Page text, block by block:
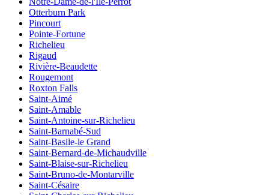
Otterburn Park
Pincourt
Pointe-Fortune
Richelieu
Rigaud
Rivière-Beaudette
Rougemont
Roxton Falls
Saint-Aimé
Saint-Amable
Saint-Antoine-sur-Richelieu
Saint-Barnabé-Sud
Saint-Basile-le Grand
Saint-Bernard-de-Michaudville
Saint-Blaise-sur-Richelieu
Saint-Bruno-de-Montarville
Saint-Césaire